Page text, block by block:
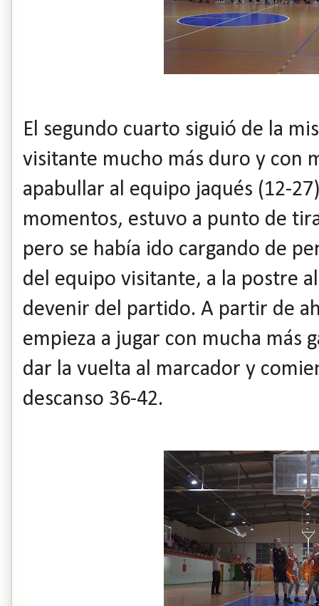
El segundo cuarto siguió de la
visitante mucho más duro y con
apabullar al equipo jaqués (12-
momentos, estuvo a punto de
pero se había ido cargando de
del equipo visitante, a la postre
devenir del partido. A partir de
empieza a jugar con mucha más
dar la vuelta al marcador y
descanso 36-42.